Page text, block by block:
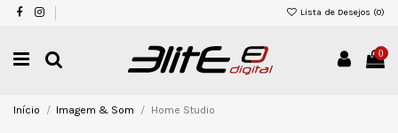
Lista de Desejos (0)
0
Início Imagem & Som Home Studio